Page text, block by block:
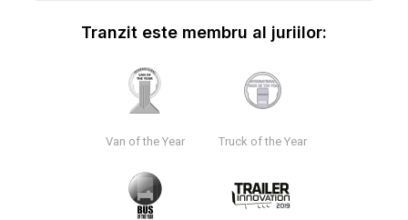
Tranzit este membru al juriilor:
Van of the Year Truck of the Year